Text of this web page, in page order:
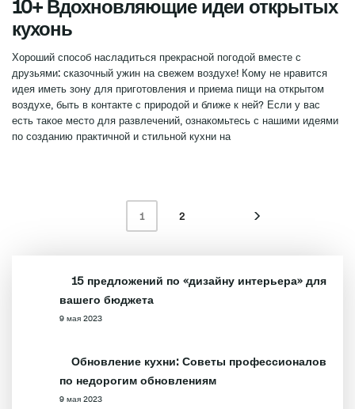
10+ Вдохновляющие идеи открытых
кухонь
Хороший способ насладиться прекрасной погодой вместе с
друзьями: сказочный ужин на свежем воздухе! Кому не нравится
идея иметь зону для приготовления и приема пищи на открытом
воздухе, быть в контакте с природой и ближе к ней? Если у вас
есть такое место для развлечений, ознакомьтесь с нашими идеями
по созданию практичной и стильной кухни на
1 2
15 предложений по «дизайну интерьера» для
вашего бюджета
9 мая 2023
Обновление кухни: Советы профессионалов
по недорогим обновлениям
9 мая 2023